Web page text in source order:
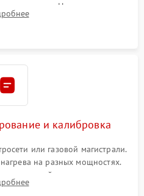
зазоров. Нанесение
укладка уплотнительной
и калибровка
или газовой магистрали.
на разных мощностях.
таймера, индикаторов
защиты от перегрева.